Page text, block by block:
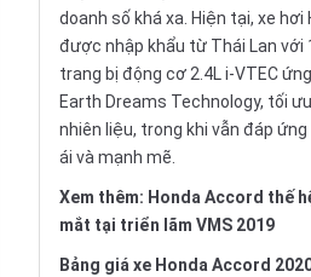
doanh số khá xa. Hiện tại, xe hơi
được nhập khẩu từ Thái Lan với
trang bị động cơ 2.4L i-VTEC
Earth Dreams Technology, tối
nhiên liệu, trong khi vẫn đáp
ái và mạnh mẽ.
Xem thêm: Honda Accord thế
mắt tại triển lãm VMS 2019
Bảng giá xe Honda Accord